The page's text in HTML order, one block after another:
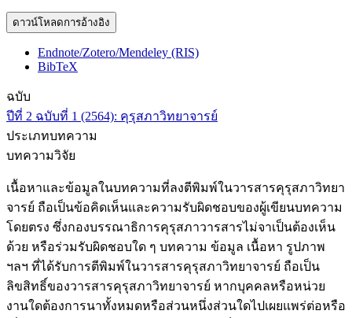
ดาวน์โหลดการอ้างอิง
Endnote/Zotero/Mendeley (RIS)
BibTeX
ฉบับ
ปีที่ 2 ฉบับที่ 1 (2564): คุรุสภาวิทยาจารย์
ประเภทบทความ
บทความวิจัย
เนื้อหาและข้อมูลในบทความที่ลงตีพิมพ์ในวารสารคุรุสภาวิทยา
จารย์ ถือเป็นข้อคิดเห็นและความรับผิดชอบของผู้เขียนบทความ
โดยตรง ซึ่งกองบรรณาธิการคุรุสภาวารสารไม่จาเป็นต้องเห็น
ด้วย หรือร่วมรับผิดชอบใด ๆ บทความ ข้อมูล เนื้อหา รูปภาพ
ฯลฯ ที่ได้รับการตีพิมพ์ในวารสารคุรุสภาวิทยาจารย์ ถือเป็น
ลิขสิทธิ์ของวารสารคุรุสภาวิทยาจารย์ หากบุคคลหรือหน่วย
งานใดต้องการนาทั้งหมดหรือส่วนหนึ่งส่วนใดไปเผยแพร่ต่อหรือ